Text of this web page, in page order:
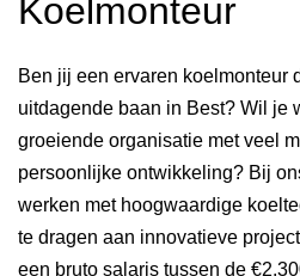
Koelmonteur
Ben jij een ervaren koelmonteur
uitdagende baan in Best? Wil je
groeiende organisatie met veel
persoonlijke ontwikkeling? Bij
werken met hoogwaardige
te dragen aan innovatieve
een bruto salaris tussen de